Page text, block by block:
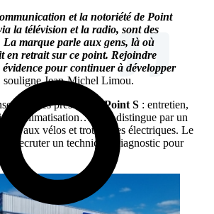
et la notoriété de Point
la télévision et la radio, sont des
La marque parle aux gens, là où
en retrait sur ce point. Rejoindre
évidence pour continuer à développer
souligne Jean-Michel Limou.
des prestationsPoint S : entretien,
climatisation… et se distingue par un
aux vélos et trottinettes électriques. Le
recruter un technicien diagnostic pour